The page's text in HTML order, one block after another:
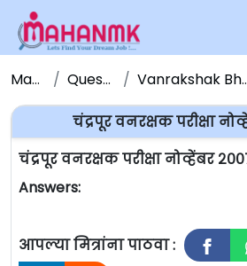
Maha NMK Question Papers Vanrakshak Bharti Question Papers
चंद्रपूर वनरक्षक परीक्षा
चंद्रपूर वनरक्षक परीक्षा नोव्हेंबर
Answers:
आपल्या मित्रांना पाठवा :